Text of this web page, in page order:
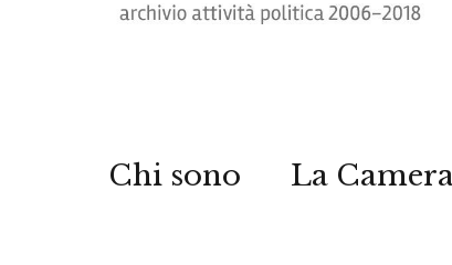
Chi sono La